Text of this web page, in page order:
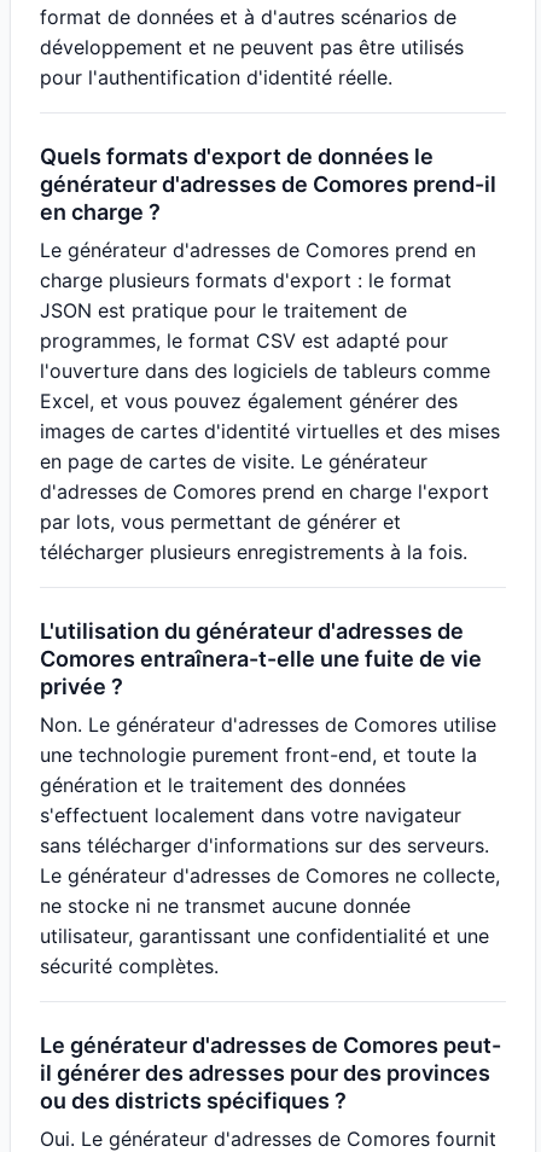
format de données et à d'autres scénarios de
développement et ne peuvent pas être utilisés
pour l'authentification d'identité réelle.
Quels formats d'export de données le
générateur d'adresses de Comores prend-il
en charge ?
Le générateur d'adresses de Comores prend en
charge plusieurs formats d'export : le format
JSON est pratique pour le traitement de
programmes, le format CSV est adapté pour
l'ouverture dans des logiciels de tableurs comme
Excel, et vous pouvez également générer des
images de cartes d'identité virtuelles et des mises
en page de cartes de visite. Le générateur
d'adresses de Comores prend en charge l'export
par lots, vous permettant de générer et
télécharger plusieurs enregistrements à la fois.
L'utilisation du générateur d'adresses de
Comores entraînera-t-elle une fuite de vie
privée ?
Non. Le générateur d'adresses de Comores utilise
une technologie purement front-end, et toute la
génération et le traitement des données
s'effectuent localement dans votre navigateur
sans télécharger d'informations sur des serveurs.
Le générateur d'adresses de Comores ne collecte,
ne stocke ni ne transmet aucune donnée
utilisateur, garantissant une confidentialité et une
sécurité complètes.
Le générateur d'adresses de Comores peut-
il générer des adresses pour des provinces
ou des districts spécifiques ?
Oui. Le générateur d'adresses de Comores fournit